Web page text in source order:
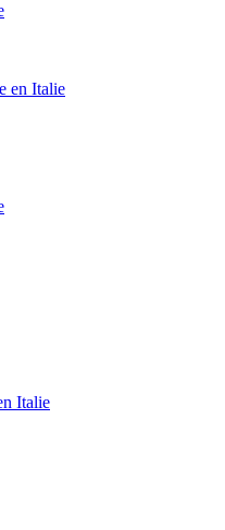
en Italie
Italie